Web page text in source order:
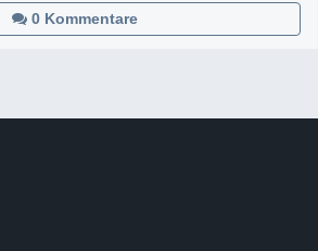
0 Kommentare